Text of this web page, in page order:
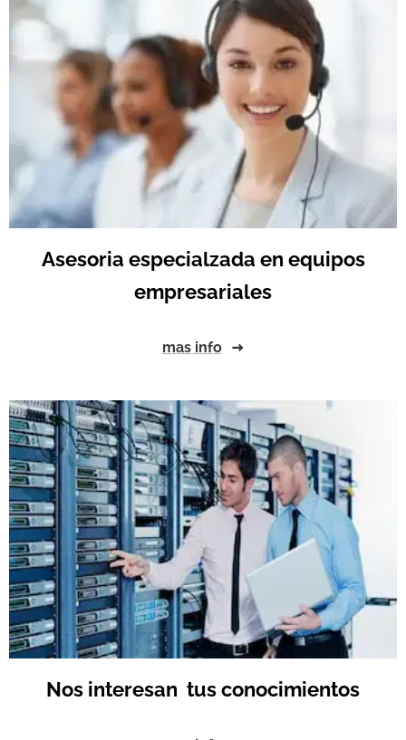
Asesoria especialzada en equipos
empresariales
mas info
Nos interesan tus conocimientos